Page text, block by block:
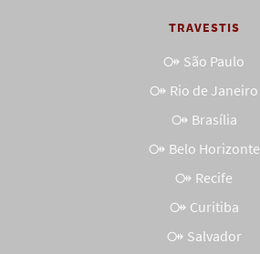
TRAVESTIS
São Paulo
Rio de Janeiro
Brasília
Belo Horizonte
Recife
Curitiba
Salvador